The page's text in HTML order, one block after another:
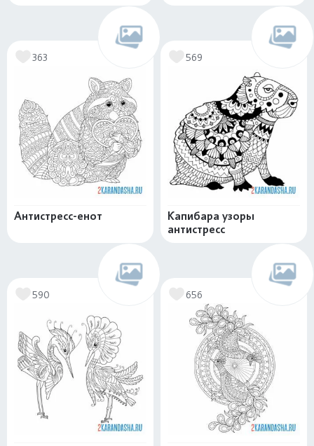
363
Антистресс-енот
569
Капибара узоры
антистресс
590 656